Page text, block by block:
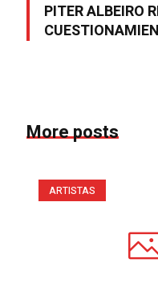
PITER ALBEIRO
More posts
ARTISTAS